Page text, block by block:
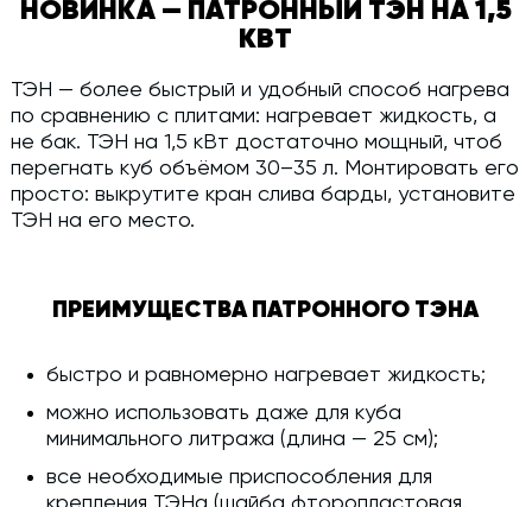
НОВИНКА — ПАТРОННЫЙ ТЭН НА 1,5
КВТ
ТЭН — более быстрый и удобный способ нагрева
по сравнению с плитами: нагревает жидкость, а
не бак. ТЭН на 1,5 кВт достаточно мощный, чтоб
перегнать куб объёмом 30–35 л. Монтировать его
просто: выкрутите кран слива барды, установите
ТЭН на его место.
ПРЕИМУЩЕСТВА ПАТРОННОГО ТЭНА
быстро и равномерно нагревает жидкость;
можно использовать даже для куба
минимального литража (длина — 25 см);
все необходимые приспособления для